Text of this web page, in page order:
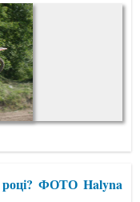
ФОТО Halyna